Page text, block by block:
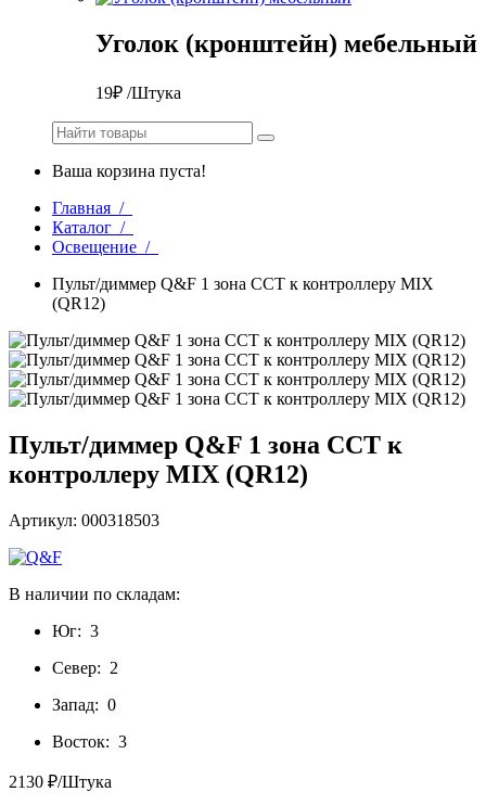
Уголок (кронштейн) мебельный
19₽ /Штука
Ваша корзина пуста!
Главная /
Каталог /
Освещение /
Пульт/диммер Q&F 1 зона CCT к контроллеру MIX
(QR12)
Пульт/диммер Q&F 1 зона CCT к
контроллеру MIX (QR12)
Артикул: 000318503
В наличии по складам:
Юг: 3
Север: 2
Запад: 0
Восток: 3
2130 ₽/Штука